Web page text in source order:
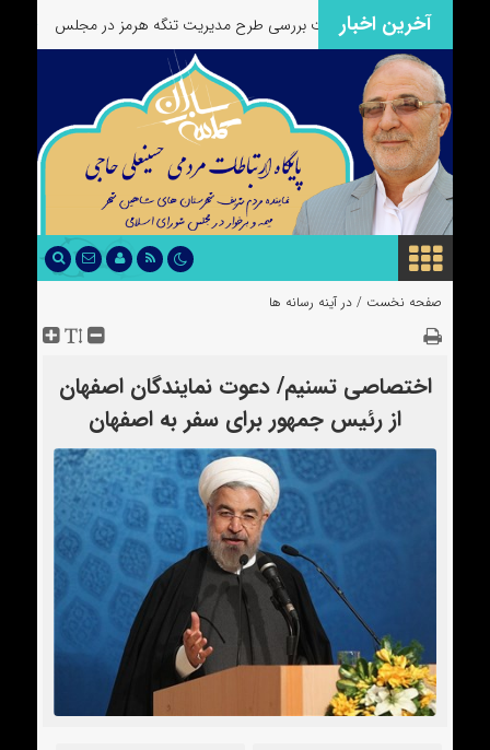
آخرین اخبار
کرد: آخرین وضعیت بررسی طرح مدیریت تنگه هرمز در مجلس ۞
صفحه نخست / در آینه رسانه ها
اختصاصی تسنیم/ دعوت نمایندگان اصفهان
از رئیس جمهور برای سفر به اصفهان